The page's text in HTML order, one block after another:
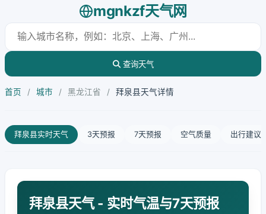
mgnkzf天气网
查询天气
首页 / 城市 / 黑龙江省 / 拜泉县天气详情
拜泉县实时天气 3天预报 7天预报 空气质量 出行建议
拜泉县天气 - 实时气温与7天预报